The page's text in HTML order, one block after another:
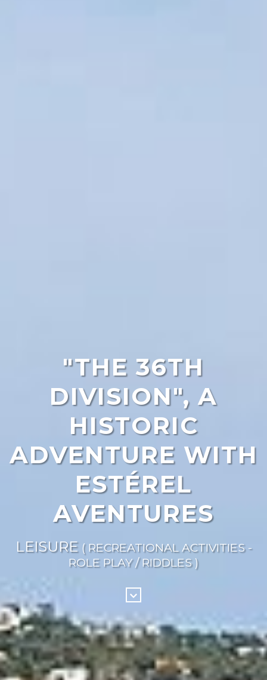
"THE 36TH
DIVISION", A
HISTORIC
ADVENTURE WITH
ESTÉREL
AVENTURES
LEISURE ( RECREATIONAL ACTIVITIES -
ROLE PLAY / RIDDLES )